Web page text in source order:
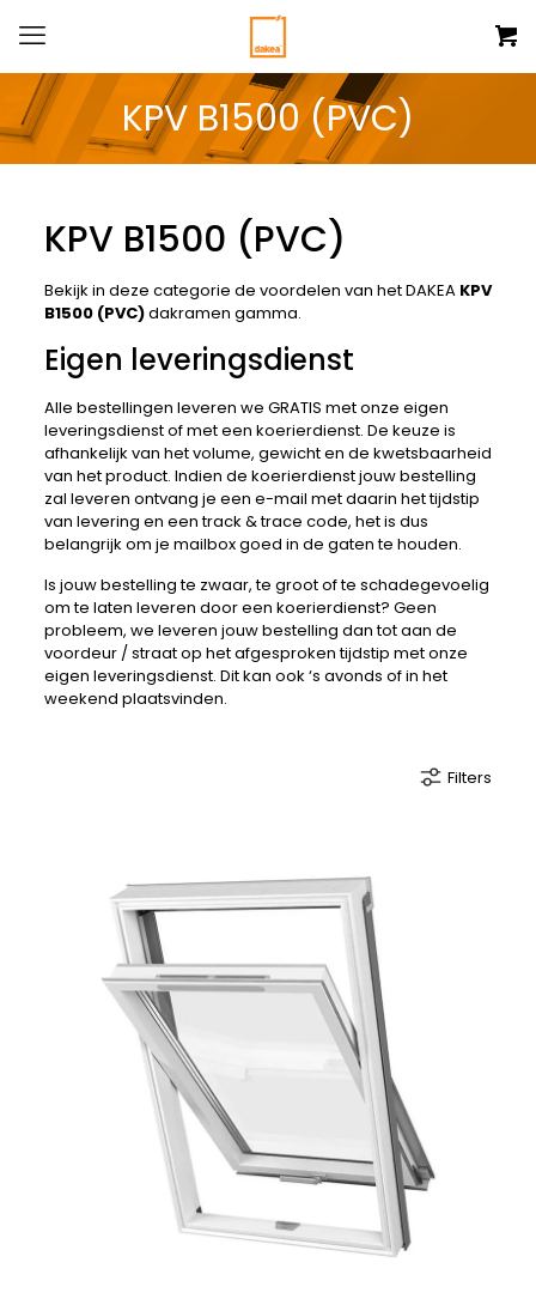
KPV B1500 (PVC)
KPV B1500 (PVC)
Bekijk in deze categorie de voordelen van het DAKEAKPV
B1500 (PVC)dakramen gamma.
Eigen leveringsdienst
Alle bestellingen leveren we GRATIS met onze eigen
leveringsdienst of met een koerierdienst. De keuze is
afhankelijk van het volume, gewicht en de kwetsbaarheid
van het product. Indien de koerierdienst jouw bestelling
zal leveren ontvang je een e-mail met daarin het tijdstip
van levering en een track & trace code, het is dus
belangrijk om je mailbox goed in de gaten te houden.
Is jouw bestelling te zwaar, te groot of te schadegevoelig
om te laten leveren door een koerierdienst? Geen
probleem, we leveren jouw bestelling dan tot aan de
voordeur / straat op het afgesproken tijdstip met onze
eigen leveringsdienst. Dit kan ook ‘s avonds of in het
weekend plaatsvinden.
Filters